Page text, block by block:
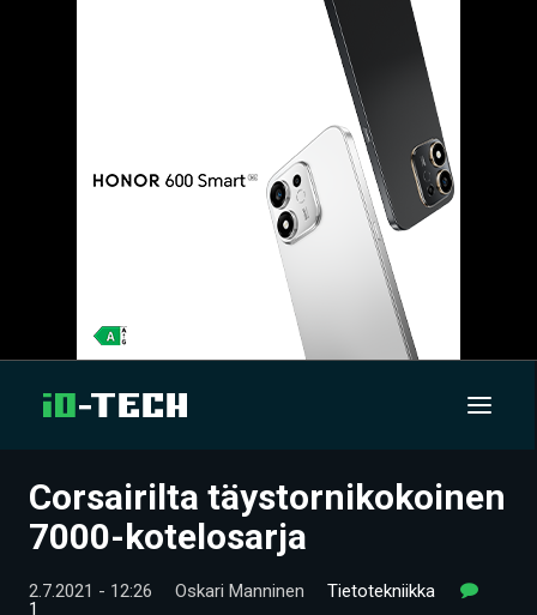
UUTISET
Corsairilta täystornikokoinen
7000-kotelosarja
2.7.2021 - 12:26 Oskari Manninen
Tietotekniikka
1